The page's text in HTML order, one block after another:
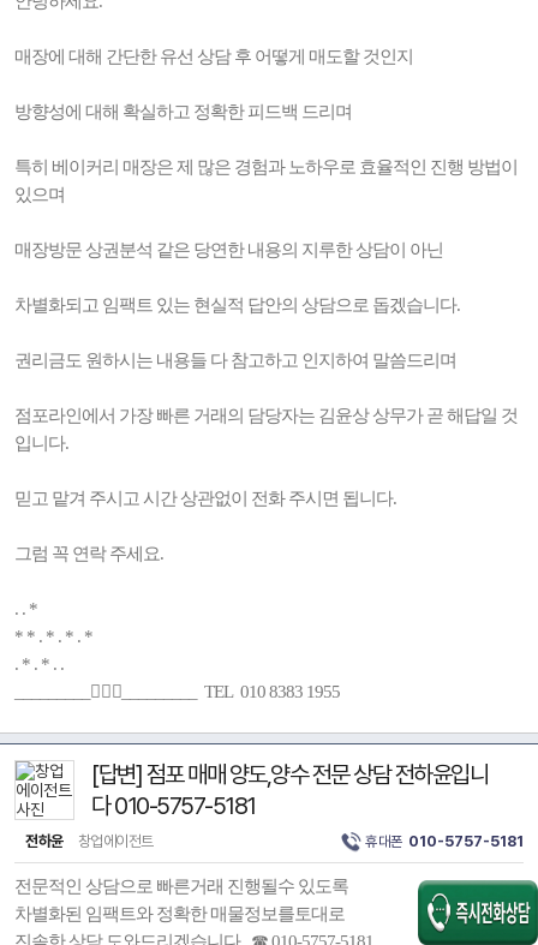
매장에 대해 간단한 유선 상담 후 어떻게 매도할 것인지
방향성에 대해 확실하고 정확한 피드백 드리며
특히 베이커리 매장은 제 많은 경험과 노하우로 효율적인 진행 방법이
있으며
매장방문 상권분석 같은 당연한 내용의 지루한 상담이 아닌
차별화되고 임팩트 있는 현실적 답안의 상담으로 돕겠습니다.
권리금도 원하시는 내용들 다 참고하고 인지하여 말씀드리며
점포라인에서 가장 빠른 거래의 담당자는 김윤상 상무가 곧 해답일 것
입니다.
믿고 맡겨 주시고 시간 상관없이 전화 주시면 됩니다.
그럼 꼭 연락 주세요.
. . *
* * . * . * . *
. * . * . .
_________🚶🏻‍♂️_________ TEL 010 8383 1955
[답변] 점포 매매 양도,양수 전문 상담 전하윤입니
다 010-5757-5181
전하윤 창업에이전트 휴대폰 010-5757-5181
전문적인 상담으로 빠른거래 진행될수 있도록
차별화된 임팩트와 정확한 매물정보를토대로